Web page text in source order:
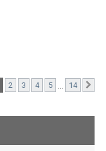
sur 14
2 3 4 5 14